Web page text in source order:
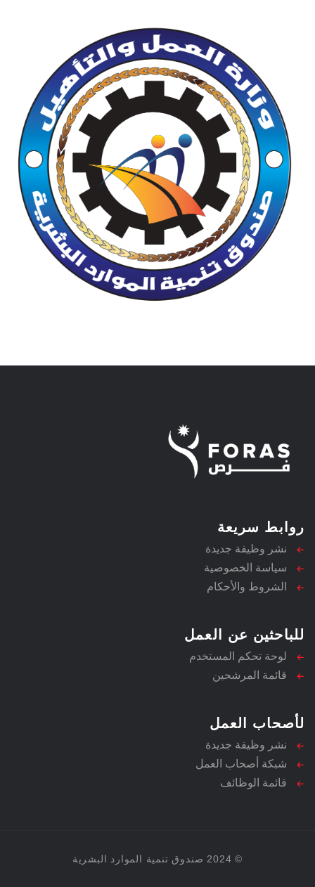
روابط سريعة
نشر وظيفة جديدة
سياسة الخصوصية
الشروط والأحكام
للباحثين عن العمل
لوحة تحكم المستخدم
قائمة المرشحين
لأصحاب العمل
نشر وظيفة جديدة
شبكة أصحاب العمل
قائمة الوظائف
© 2024 صندوق تنمية الموارد البشرية